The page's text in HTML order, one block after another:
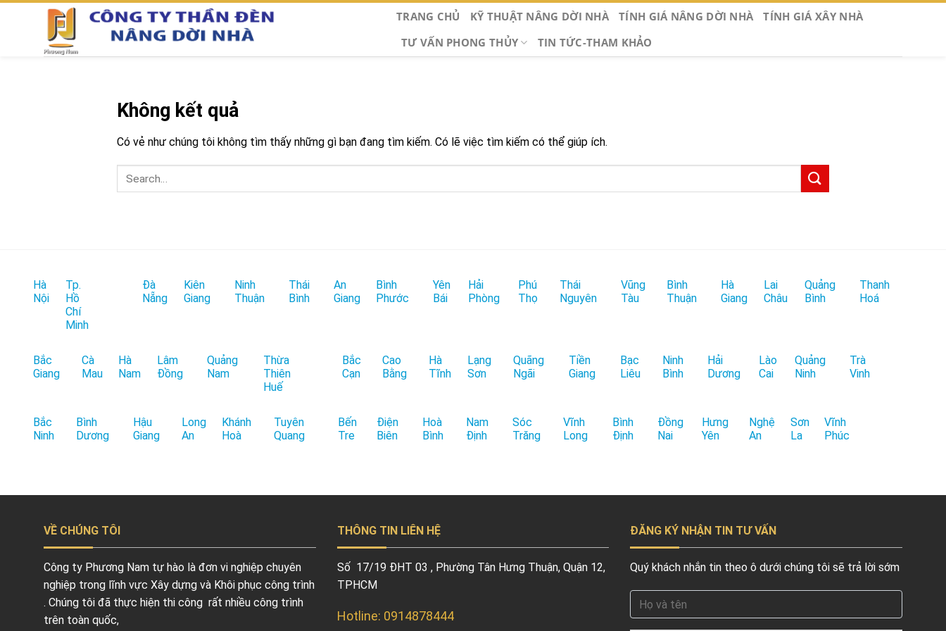
Chuyển
TRANG CHỦ KỸ THUẬT NÂNG DỜI NHÀ TÍNH GIÁ NÂNG DỜI NHÀ
TÍNH GIÁ XÂY NHÀ
TƯ VẤN PHONG THỦY
TIN TỨC-THAM KHẢO
Không kết quả
Có vẻ như chúng tôi không tìm thấy những gì bạn đang tìm kiếm. Có lẽ việc tìm kiếm có thể giúp ích.
Hà
Nội
Tp.
Hồ
Chí
Minh
Đà
Nẵng
Kiên
Giang
Ninh
Thuận
Thái
Bình
An
Giang
Bình
Phước
Yên
Bái
Hải
Phòng
Phú
Thọ
Thái
Nguyên
Vũng
Tàu
Bình
Thuận
Hà
Giang
Lai
Châu
Quảng
Bình
Thanh
Hoá
Bắc
Giang
Cà
Mau
Hà
Nam
Lâm
Đồng
Quảng
Nam
Thừa
Thiên
Huế
Bắc
Cạn
Cao
Bằng
Hà
Tĩnh
Lạng
Sơn
Quãng
Ngãi
Tiền
Giang
Bạc
Liêu
Ninh
Bình
Hải
Dương
Lào
Cai
Quảng
Ninh
Trà
Vinh
Bắc
Ninh
Bình
Dương
Hậu
Giang
Long
An
Khánh
Hoà
Tuyên
Quang
Bến
Tre
Điện
Biên
Hoà
Bình
Nam
Định
Sóc
Trăng
Vĩnh
Long
Bình
Định
Đồng
Nai
Hưng
Yên
Nghệ
An
Sơn
La
Vĩnh
Phúc
VỀ CHÚNG TÔI
Công ty Phương Nam tự hào là đơn vi nghiệp chuyên
nghiệp trong lĩnh vực Xây dựng và Khôi phục công trình
. Chúng tôi đã thực hiện thi công rất nhiều công trình
trên toàn quốc,
THÔNG TIN LIÊN HỆ
Số 17/19 ĐHT 03 , Phường Tân Hưng Thuận, Quận 12,
TPHCM
Hotline: 0914878444
ĐĂNG KÝ NHẬN TIN TƯ VẤN
Quý khách nhắn tin theo ô dưới chúng tôi sẽ trả lời sớm